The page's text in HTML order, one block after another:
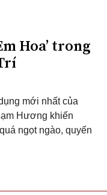
Hoa’ trong
mới nhất của
Hương khiến
ngọt ngào, quyến